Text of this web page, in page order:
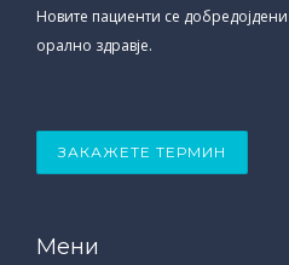
Новите пациенти се
орално здравје.
ЗАКАЖЕТЕ ТЕРМИН
Мени